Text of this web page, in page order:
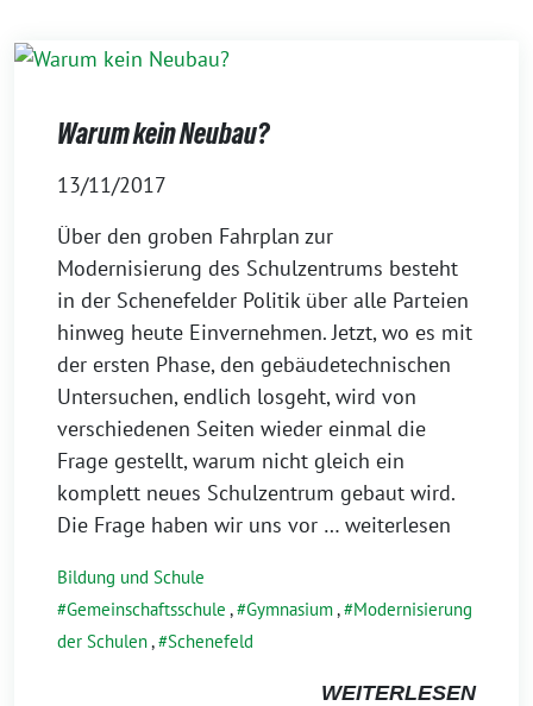
Warum kein Neubau?
13/11/2017
Über den groben Fahrplan zur
Modernisierung des Schulzentrums besteht
in der Schenefelder Politik über alle Parteien
hinweg heute Einvernehmen. Jetzt, wo es mit
der ersten Phase, den gebäudetechnischen
Untersuchen, endlich losgeht, wird von
verschiedenen Seiten wieder einmal die
Frage gestellt, warum nicht gleich ein
komplett neues Schulzentrum gebaut wird.
Die Frage haben wir uns vor … weiterlesen
Bildung und Schule
Gemeinschaftsschule , Gymnasium,
Modernisierung
der Schulen, Schenefeld
WEITERLESEN